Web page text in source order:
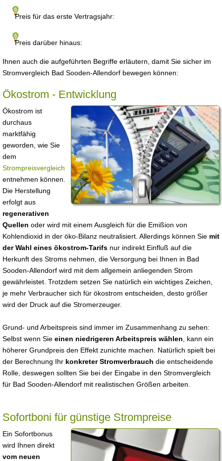
Preis für das erste Vertragsjahr:
Preis darüber hinaus:
Ihnen auch die aufgeführten Begriffe erläutern, damit Sie sicher im
Stromvergleich Bad Sooden-Allendorf bewegen können:
Ökostrom - Entwicklung
Ökostrom ist
durchaus
marktfähig
geworden, wie Sie
dem
Strompreisvergleich
entnehmen können.
Die Herstellung
erfolgt aus
regenerativen
Quellen oder wird mit einem Ausgleich für die Emißion von
Kohlendioxid in der öko-Bilanz neutralisiert. Allerdings können Sie mit
der Wahl eines ökostrom-Tarifs nur indirekt Einfluß auf die
Herkunft des Stroms nehmen, die Versorgung bei Ihnen in Bad
Sooden-Allendorf wird mit dem allgemein anliegenden Strom
gewährleistet. Trotzdem setzen Sie natürlich ein wichtiges Zeichen,
je mehr Verbraucher sich für ökostrom entscheiden, desto größer
wird der Druck auf die Stromerzeuger.
Grund- und Arbeitspreis sind immer im Zusammenhang zu sehen:
Selbst wenn Sie einen niedrigeren Arbeitspreis wählen , kann ein
höherer Grundpreis den Effekt zunichte machen. Natürlich spielt bei
der Berechnung Ihr konkreter Stromverbrauch die entscheidende
Rolle, deswegen sollten Sie bei der Eingabe in den Stromvergleich
für Bad Sooden-Allendorf mit realistischen Größen arbeiten.
Sofortboni für günstige Strompreise
Ein Sofortbonus
wird Ihnen direkt
vom neuen